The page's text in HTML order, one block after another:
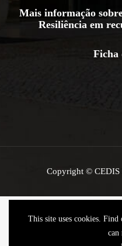
Mais informação
Resiliência em
Ficha
Copyright © CEDIS
This site uses cookies.
can